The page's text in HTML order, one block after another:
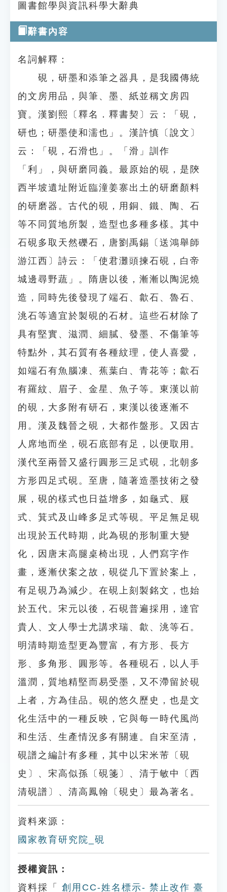
圖書館學與資訊科學大辭典
辭書內容
名詞解釋：
硯，研墨和添筆之器具，是我國傳統
的文房用品，與筆、墨、紙並稱文房四
寶。漢劉熙〔釋名．釋書契〕云：「硯，
研也；研墨使和濡也」。漢許慎〔說文〕
云：「硯，石滑也」。「滑」訓作
「利」，與研磨同義。最原始的硯，是陝
西半坡遺址附近臨潼姜寨出土的研磨顏料
的研磨器。古代的硯，用銅、鐵、陶、石
等不同質地所製，造型也多種多樣。其中
石硯多取天然礫石，唐劉禹錫〔送鴻舉師
游江西〕詩云：「使君灘頭揀石硯，白帝
城邊尋野蔬」。隋唐以後，漸漸以陶泥燒
造，同時先後發現了端石、歙石、魯石、
洮石等適宜於製硯的石材。這些石材除了
具有堅實、滋潤、細膩、發墨、不傷筆等
特點外，其石質有各種紋理，使人喜愛，
如端石有魚腦凍、蕉葉白、青花等；歙石
有羅紋、眉子、金星、魚子等。東漢以前
的硯，大多附有研石，東漢以後逐漸不
用。漢及魏晉之硯，大都作盤形。又因古
人席地而坐，硯石底部有足，以便取用。
漢代至兩晉又盛行圓形三足式硯，北朝多
方形四足式硯。至唐，隨著造墨技術之發
展，硯的樣式也日益增多，如龜式、屐
式、箕式及山峰多足式等硯。平足無足硯
出現於五代時期，此為硯的形制重大變
化，因唐末高腿桌椅出現，人們寫字作
畫，逐漸伏案之故，硯從几下置於案上，
有足硯乃為減少。在硯上刻製銘文，也始
於五代。宋元以後，石硯普遍採用，達官
貴人、文人學士尤講求瑞、歙、洮等石。
明清時期造型更為豐富，有方形、長方
形、多角形、圓形等。各種硯石，以人手
溫潤，質地精堅而易受墨，又不滯留於硯
上者，方為佳品。硯的悠久歷史，也是文
化生活中的一種反映，它與每一時代風尚
和生活、生產情況多有關連。自宋至清，
硯譜之編計有多種，其中以宋米芾〔硯
史〕、宋高似孫〔硯箋〕、清于敏中〔西
清硯譜〕、清高鳳翰〔硯史〕最為著名。
資料來源：
國家教育研究院_硯
授權資訊：
資料採「
創用CC-姓名標示- 禁止改作 臺